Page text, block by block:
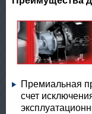
Премиальная
счет